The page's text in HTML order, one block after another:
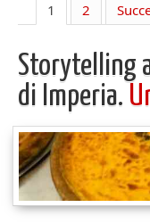
1 2
Storytelling
di Imperia.